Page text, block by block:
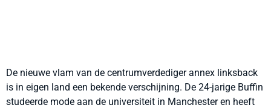
De nieuwe vlam van de centrumverdediger annex linksback
is in eigen land een bekende verschijning. De 24-jarige Buffin
studeerde mode aan de universiteit in Manchester en heeft